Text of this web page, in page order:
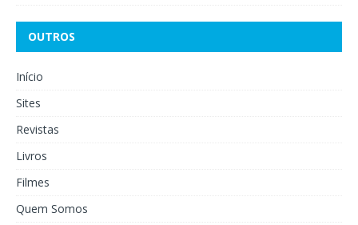
OUTROS
Início
Sites
Revistas
Livros
Filmes
Quem Somos